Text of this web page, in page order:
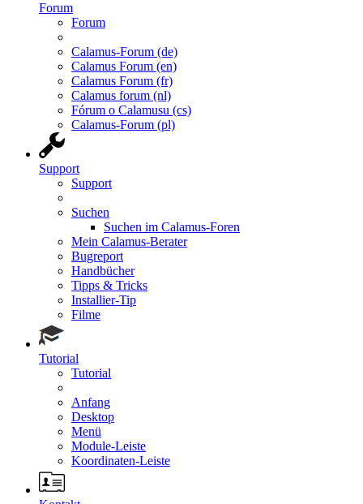
Forum
Forum
Calamus-Forum (de)
Calamus Forum (en)
Calamus Forum (fr)
Calamus forum (nl)
Fórum o Calamusu (cs)
Calamus-Forum (pl)
Support
Support
Suchen
Suchen im Calamus-Foren
Mein Calamus-Berater
Bugreport
Handbücher
Tipps & Tricks
Installier-Tip
Filme
Tutorial
Tutorial
Anfang
Desktop
Menü
Module-Leiste
Koordinaten-Leiste